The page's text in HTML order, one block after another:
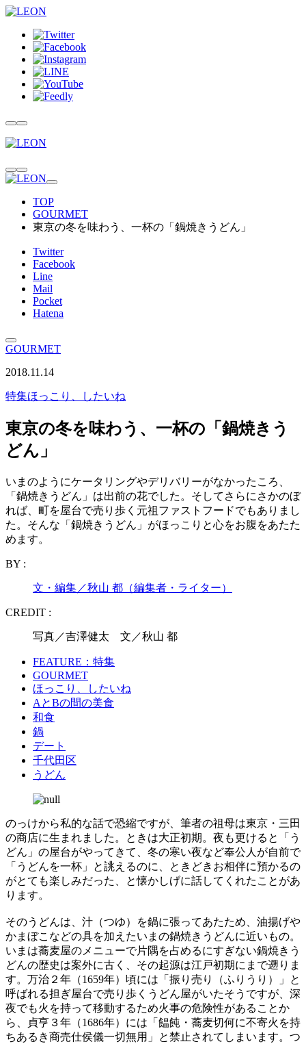
TOP
GOURMET
東京の冬を味わう、一杯の「鍋焼きうどん」
Twitter
Facebook
Line
Mail
Pocket
Hatena
GOURMET
2018.11.14
特集ほっこり、したいね
東京の冬を味わう、一杯の「鍋焼きう
どん」
いまのようにケータリングやデリバリーがなかったころ、
「鍋焼きうどん」は出前の花でした。そしてさらにさかのぼ
れば、町を屋台で売り歩く元祖ファストフードでもありまし
た。そんな「鍋焼きうどん」がほっこりと心をお腹をあたた
めます。
BY :
文・編集／秋山 都（編集者・ライター）
CREDIT :
写真／吉澤健太 文／秋山 都
FEATURE：特集
GOURMET
ほっこり、したいね
AとBの間の美食
和食
鍋
デート
千代田区
うどん
のっけから私的な話で恐縮ですが、筆者の祖母は東京・三田
の商店に生まれました。ときは大正初期。夜も更けると「う
どん」の屋台がやってきて、冬の寒い夜など奉公人が自前で
「うどんを一杯」と誂えるのに、ときどきお相伴に預かるの
がとても楽しみだった、と懐かしげに話してくれたことがあ
ります。
そのうどんは、汁（つゆ）を鍋に張ってあたため、油揚げや
かまぼこなどの具を加えたいまの鍋焼きうどんに近いもの。
いまは蕎麦屋のメニューで片隅を占めるにすぎない鍋焼きう
どんの歴史は案外に古く、その起源は江戸初期にまで遡りま
す。万治２年（1659年）頃には「振り売り（ふりうり）」と
呼ばれる担ぎ屋台で売り歩くうどん屋がいたそうですが、深
夜でも火を持って移動するため火事の危険性があることか
ら、貞亨３年（1686年）には「饂飩・蕎麦切何に不寄火を持
ちあるき商売仕侯儀一切無用」と禁止されてしまいます。つ